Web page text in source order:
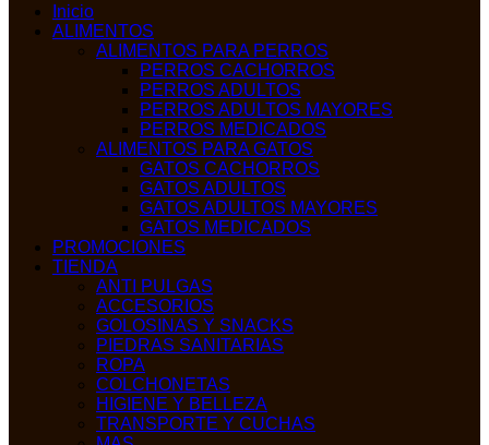
Inicio
ALIMENTOS
ALIMENTOS PARA PERROS
PERROS CACHORROS
PERROS ADULTOS
PERROS ADULTOS MAYORES
PERROS MEDICADOS
ALIMENTOS PARA GATOS
GATOS CACHORROS
GATOS ADULTOS
GATOS ADULTOS MAYORES
GATOS MEDICADOS
PROMOCIONES
TIENDA
ANTI PULGAS
ACCESORIOS
GOLOSINAS Y SNACKS
PIEDRAS SANITARIAS
ROPA
COLCHONETAS
HIGIENE Y BELLEZA
TRANSPORTE Y CUCHAS